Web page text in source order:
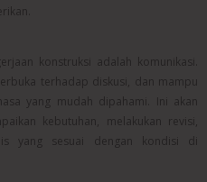
konstruksi adalah komunikasi.
terhadap diskusi, dan mampu
yang mudah dipahami. Ini akan
kebutuhan, melakukan revisi,
yang sesuai dengan kondisi di